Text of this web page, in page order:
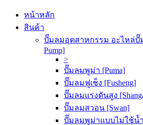
หน้าหลัก
สินค้า
ปั๊มลมอุตสาหกรรม อะไหล่ปั๊
Pump]
>
ปั๊มลมพูม่า [Puma]
ปั๊มลมฟูเช็ง [Fusheng]
ปั๊มลมแรงดันสูง
ปั๊มลมสวอน [Swan]
ปั๊มลมพูม่าแบบไม่ใช้น้ำ